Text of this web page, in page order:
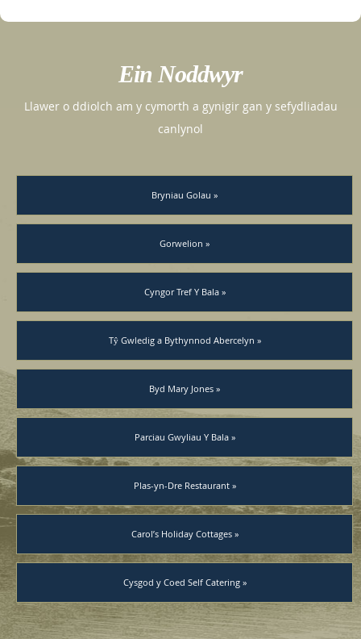
Ein Noddwyr
Llawer o ddiolch am y cymorth a gynigir gan y sefydliadau
canlynol
Bryniau Golau »
Gorwelion »
Cyngor Tref Y Bala »
Tŷ Gwledig a Bythynnod Abercelyn »
Byd Mary Jones »
Parciau Gwyliau Y Bala »
Plas-yn-Dre Restaurant »
Carol’s Holiday Cottages »
Cysgod y Coed Self Catering »